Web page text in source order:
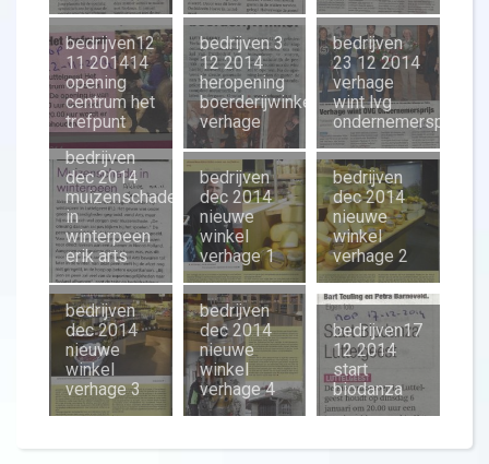
bedrijven12
11 201414
opening
centrum het
trefpunt
bedrijven 3
12 2014
heropening
boerderijwinkel
verhage
bedrijven
23 12 2014
verhage
wint lvg
ondernemersprijs
bedrijven
dec 2014
muizenschade
in
winterpeen
erik arts
bedrijven
dec 2014
nieuwe
winkel
verhage 1
bedrijven
dec 2014
nieuwe
winkel
verhage 2
bedrijven
dec 2014
nieuwe
winkel
verhage 3
bedrijven
dec 2014
nieuwe
winkel
verhage 4
bedrijven17
12 2014
start
biodanza